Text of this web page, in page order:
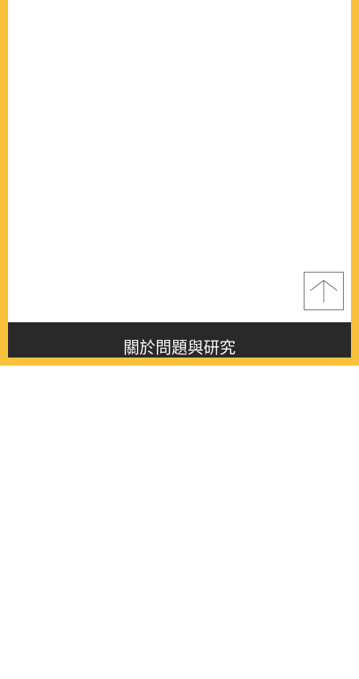
關於問題與研究
About this journal